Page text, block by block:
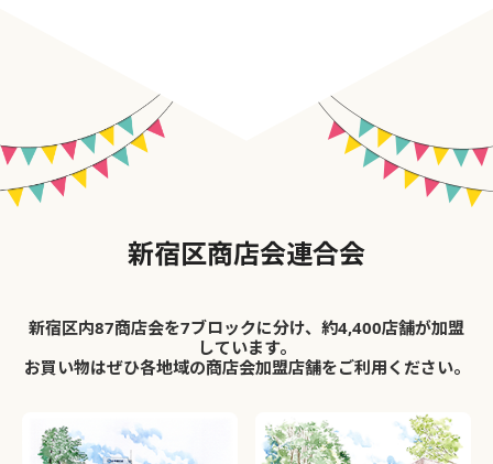
新宿区商店会連合会
新宿区内87商店会を7ブロックに分け、約4,400店舗が加盟
しています。
お買い物はぜひ各地域の商店会加盟店舗をご利用ください。